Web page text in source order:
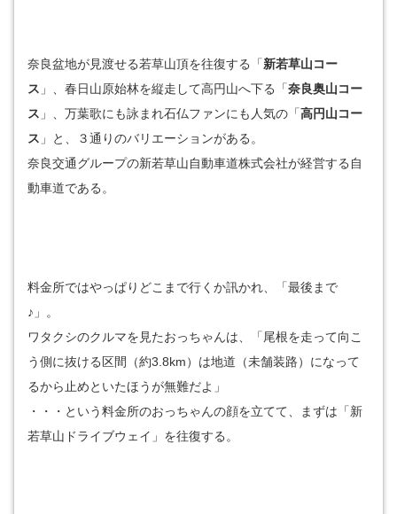
奈良盆地が見渡せる若草山頂を往復する「新若草山コー
ス 」 、春日山原始林を縦走して高円山へ下る「奈良奥山コー
ス 」 、万葉歌にも詠まれ石仏ファンにも人気の「高円山コー
ス 」と、
３通りのバリエーションがある。
奈良交通グループの新若草山自動車道株式会社が経営する自
動車道である。
料金所ではやっぱりどこまで行くか訊かれ、「最後まで
♪」。
ワタクシのクルマを見たおっちゃんは、「尾根を走って向こ
う側に抜ける区間（約3.8km）は地道（未舗装路）になって
るから止めといたほうが無難だよ」
・・・という料金所のおっちゃんの顔を立てて、まずは「新
若草山ドライブウェイ」を往復する。